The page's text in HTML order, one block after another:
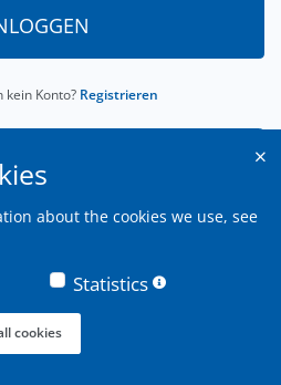
kein Konto? Registrieren
ANMELDEN
about the cookies we use, see
Statistics
cookies